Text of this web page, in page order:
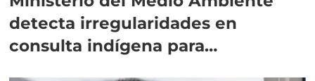
detecta irregularidades en
consulta indígena para